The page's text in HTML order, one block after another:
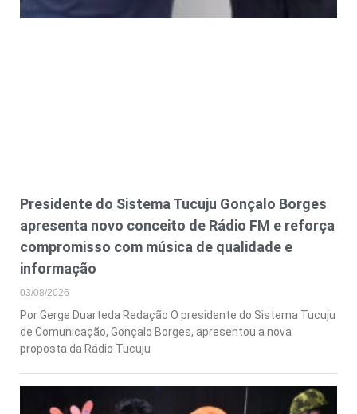
Presidente do Sistema Tucuju Gonçalo Borges
apresenta novo conceito de Rádio FM e reforça
compromisso com música de qualidade e
informação
03/08/2026
Por Gerge Duarteda Redação O presidente do Sistema Tucuju
de Comunicação, Gonçalo Borges, apresentou a nova
proposta da Rádio Tucuju